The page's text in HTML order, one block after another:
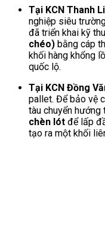
Tại KCN Thanh
nghiệp siêu
đã triển khai kỹ
chéo) bằng cáp
khối hàng khổng
quốc lộ.
Tại KCN Đồng
pallet. Để bảo vệ
tàu chuyển
chèn lót để lấp
tạo ra một khối